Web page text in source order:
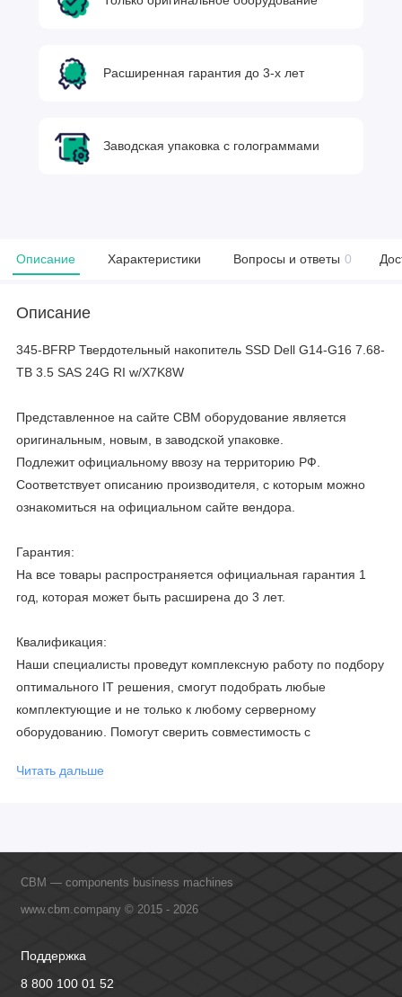
Расширенная гарантия до 3-х лет
Заводская упаковка с голограммами
Описание Характеристики Вопросы и ответы 0
Описание
345-BFRP Твердотельный накопитель SSD Dell G14-G16 7.68-
TB 3.5 SAS 24G RI w/X7K8W
Представленное на сайте CBM оборудование является
оригинальным, новым, в заводской упаковке.
Подлежит официальному ввозу на территорию РФ.
Соответствует описанию производителя, с которым можно
ознакомиться на официальном сайте вендора.
Гарантия:
На все товары распространяется официальная гарантия 1
год, которая может быть расширена до 3 лет.
Квалификация:
Наши специалисты проведут комплексную работу по подбору
оптимального IT решения, смогут подобрать любые
комплектующие и не только к любому серверному
оборудованию. Помогут сверить совместимость с
официальными производителями и проводим регулярное
Читать дальше
CBM — components business machines
www.cbm.company © 2015 - 2026
Поддержка
8 800 100 01 52